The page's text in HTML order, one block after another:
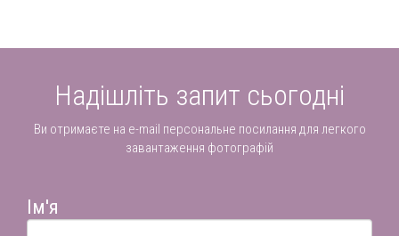
Надішліть запит сьогодні
Ви отримаєте на e-mail персональне посилання для легкого
завантаження фотографій
Ім'я